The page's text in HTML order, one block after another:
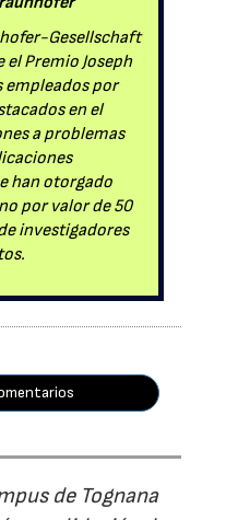
Gesellschaft
Premio Joseph
empleados por
en el
a problemas
han otorgado
por valor de 50
investigadores
de Tognana